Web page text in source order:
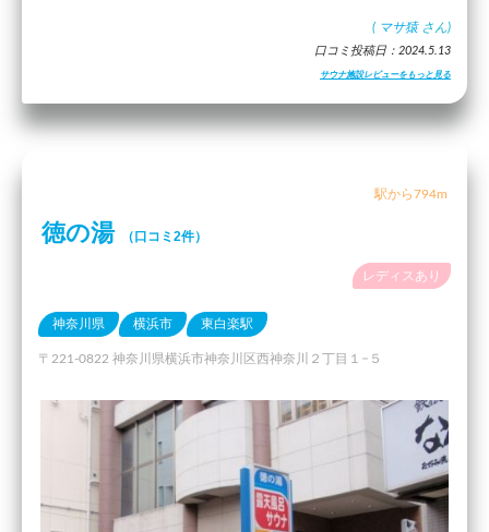
( マサ猿 さん)
口コミ投稿日：2024.5.13
サウナ施設レビューをもっと見る
駅から794m
徳の湯 （口コミ2件）
レディスあり
神奈川県 横浜市 東白楽駅
〒221-0822 神奈川県横浜市神奈川区西神奈川２丁目１−５